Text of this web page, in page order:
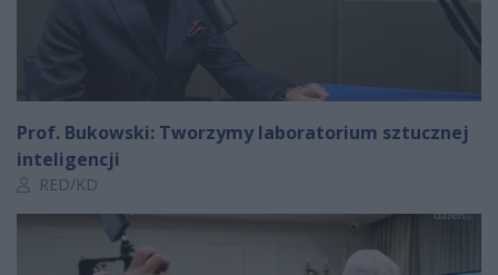
Prof. Bukowski: Tworzymy laboratorium sztucznej
inteligencji
Autor artykułu:
RED/KD